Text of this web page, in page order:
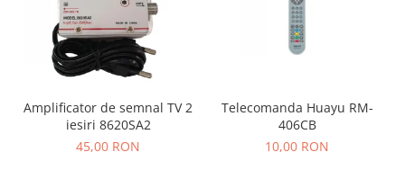
Amplificator de semnal TV 2
iesiri 8620SA2
45,00 RON
Telecomanda Huayu RM-
406CB
10,00 RON